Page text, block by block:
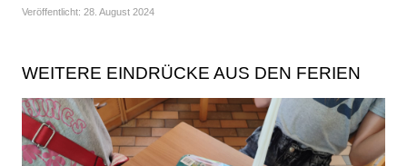
Veröffentlicht: 28. August 2024
WEITERE EINDRÜCKE AUS DEN FERIEN